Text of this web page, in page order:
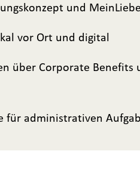
und
vor Ort und digital
über Corporate Benefits
administrativen